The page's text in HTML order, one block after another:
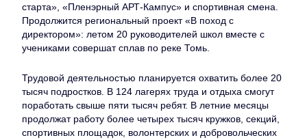
старта», «Пленэрный АРТ-Кампус» и спортивная смена.
Продолжится региональный проект «В поход с
директором»: летом 20 руководителей школ вместе с
учениками совершат сплав по реке Томь.
Трудовой деятельностью планируется охватить более 20
тысяч подростков. В 124 лагерях труда и отдыха смогут
поработать свыше пяти тысяч ребят. В летние месяцы
продолжат работу более четырех тысяч кружков, секций,
спортивных площадок, волонтерских и добровольческих